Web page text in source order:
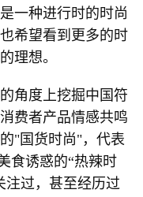
一种进行时的时尚
希望看到更多的时
理想。
角度上挖掘中国符
费者产品情感共鸣
"国货时尚"，代表
食诱惑的“热辣时
注过，甚至经历过